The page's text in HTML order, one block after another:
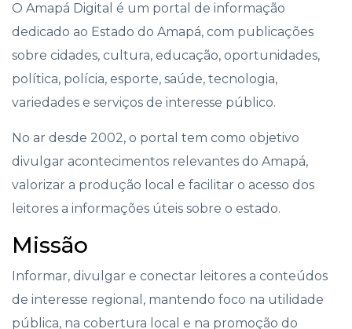
O Amapá Digital é um portal de informação
dedicado ao Estado do Amapá, com publicações
sobre cidades, cultura, educação, oportunidades,
política, polícia, esporte, saúde, tecnologia,
variedades e serviços de interesse público.
No ar desde 2002, o portal tem como objetivo
divulgar acontecimentos relevantes do Amapá,
valorizar a produção local e facilitar o acesso dos
leitores a informações úteis sobre o estado.
Missão
Informar, divulgar e conectar leitores a conteúdos
de interesse regional, mantendo foco na utilidade
pública, na cobertura local e na promoção do